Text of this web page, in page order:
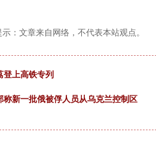
：文章来自网络，不代表本站观点。
登上高铁专列
称新一批俄被俘人员从乌克兰控制区